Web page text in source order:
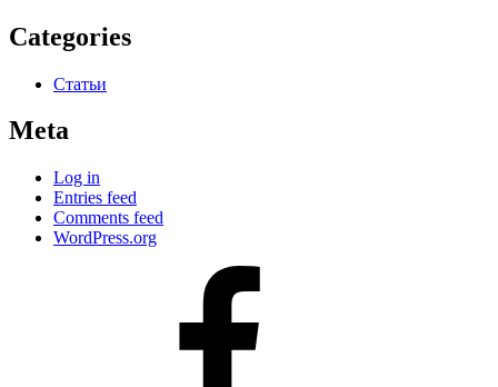
Categories
Статьи
Meta
Log in
Entries feed
Comments feed
WordPress.org